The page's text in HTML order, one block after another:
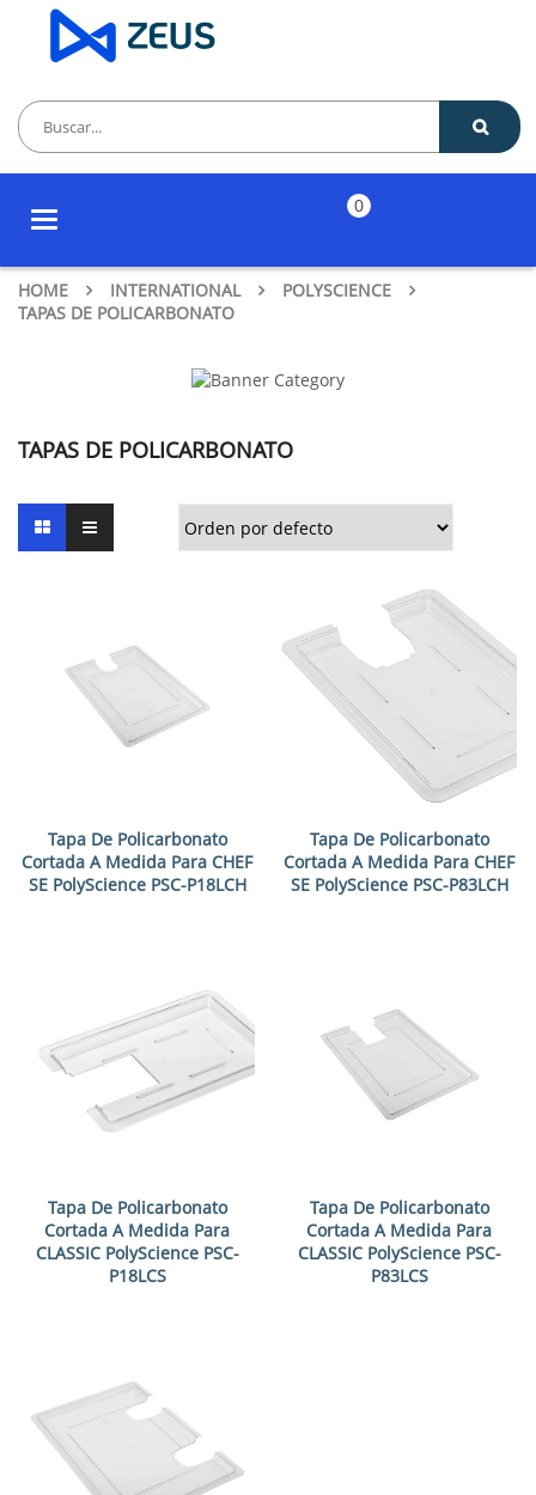
Toggle
0
HOME INTERNATIONAL
POLYSCIENCE
TAPAS DE POLICARBONATO
TAPAS DE POLICARBONATO
Tapa De Policarbonato
Cortada A Medida Para CHEF
SE PolyScience PSC-P18LCH
Tapa De Policarbonato
Cortada A Medida Para CHEF
SE PolyScience PSC-P83LCH
Tapa De Policarbonato
Cortada A Medida Para
CLASSIC PolyScience PSC-
P18LCS
Tapa De Policarbonato
Cortada A Medida Para
CLASSIC PolyScience PSC-
P83LCS